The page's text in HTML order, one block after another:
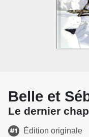
Belle et
Le dernier
Édition originale